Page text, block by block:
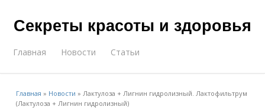
Секреты красоты и здоровья
Главная Новости Статьи
Главная » Новости »Лактулоза + Лигнин гидролизный. Лактофильтрум
(Лактулоза + Лигнин гидролизный)